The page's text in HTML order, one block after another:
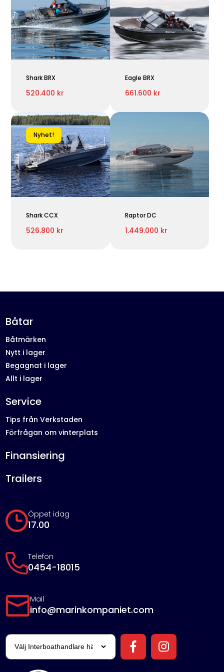
Shark BRX
520.400 kr
Eagle BRX
661.600 kr
Nyhet!
Shark CCX
526.800 kr
Raptor DC
1.449.000 kr
Öppet idag
17.00
Telefon
0454-18015
Mail
info@marinkompaniet.com
Båtar
Båtmärken
Nytt i lager
Begagnat i lager
Allt i lager
Service
Tips från Verkstaden
Förfrågan om vinterplats
Finansiering
Trailers